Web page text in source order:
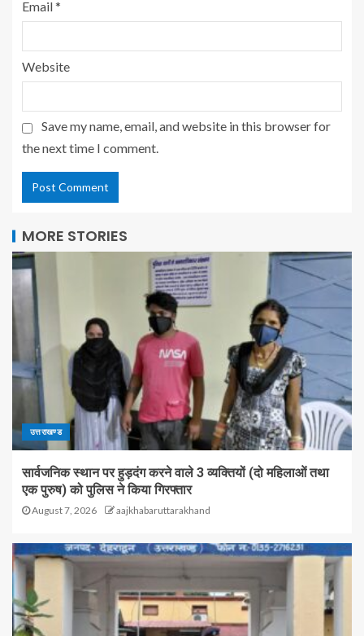
Email*
Website
Save my name, email, and website in this browser for
the next time I comment.
MORE STORIES
उत्तराखण्ड
सार्वजनिक स्थान पर हुड़दंग करने वाले 3 व्यक्तियों (दो महिलाओं तथा
एक पुरुष) को पुलिस ने किया गिरफ्तार
August 7, 2026 aajkhabaruttarakhand